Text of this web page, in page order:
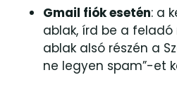
Gmail fiók esetén: a
ablak, írd be a feladó
ablak alsó részén a
ne legyen spam”-et